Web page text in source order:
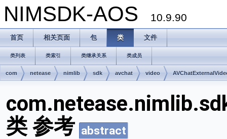
NIMSDK-AOS 10.9.90
首页 相关页面 包 类 文件
类列表 类索引 类继承关系 类成员
com netease nimlib sdk avchat video
类 参考 abstract